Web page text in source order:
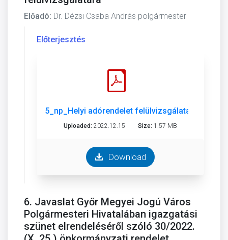
Előadó: Dr. Dézsi Csaba András polgármester
Előterjesztés
5_np_Helyi adórendelet felülvizsgálata.pdf
Uploaded: 2022.12.15 Size: 1.57 MB
Download
6. Javaslat Győr Megyei Jogú Város
Polgármesteri Hivatalában igazgatási
szünet elrendeléséről szóló 30/2022.